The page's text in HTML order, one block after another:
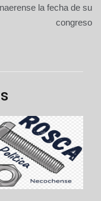
la fecha de su
congreso